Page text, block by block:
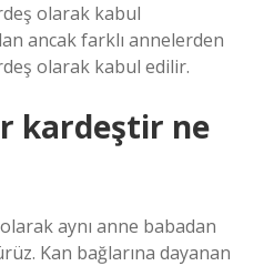
olarak kabul
ancak farklı annelerden
olarak kabul edilir.
kardeştir ne
aynı anne babadan
Kan bağlarına dayanan